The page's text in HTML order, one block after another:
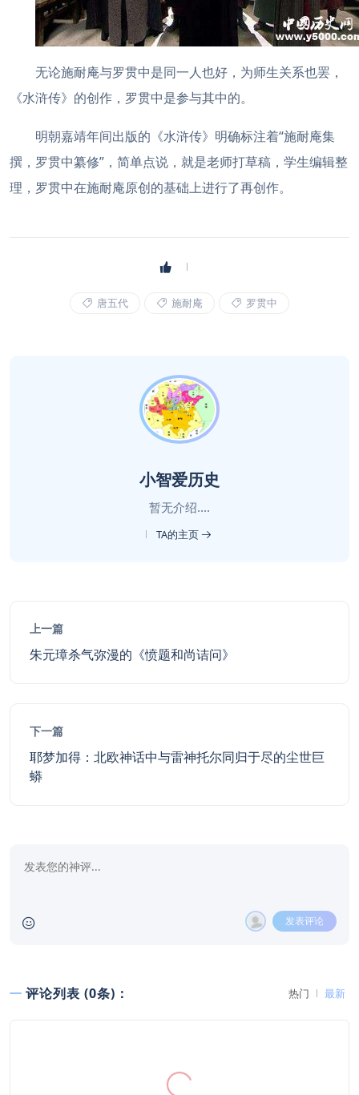
无论施耐庵与罗贯中是同一人也好，为师生关系也罢，
《水浒传》的创作，罗贯中是参与其中的。
明朝嘉靖年间出版的《水浒传》明确标注着“施耐庵集
撰，罗贯中纂修”，简单点说，就是老师打草稿，学生编辑整
理，罗贯中在施耐庵原创的基础上进行了再创作。
唐五代 施耐庵 罗贯中
小智爱历史
暂无介绍....
TA的主页
上一篇
朱元璋杀气弥漫的《愤题和尚诘问》
下一篇
耶梦加得：北欧神话中与雷神托尔同归于尽的尘世巨
蟒
发表评论
评论列表 (0条)： 热门 最新